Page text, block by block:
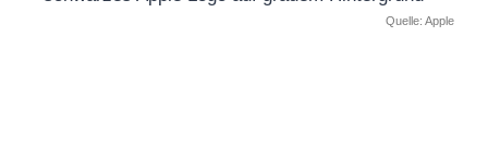
Quelle: Apple